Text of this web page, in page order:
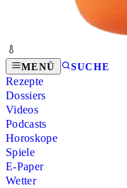
MENÜ SUCHE
Rezepte
Dossiers
Videos
Podcasts
Horoskope
Spiele
E-Paper
Wetter